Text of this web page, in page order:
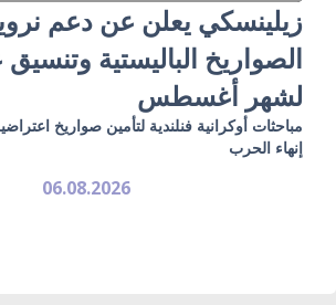
زيلينسكي يعلن عن دعم
الصواريخ الباليستية
لشهر أغسطس
مباحثات أوكرانية فنلندية لتأمين صواريخ
إنهاء الحرب
06.08.2026